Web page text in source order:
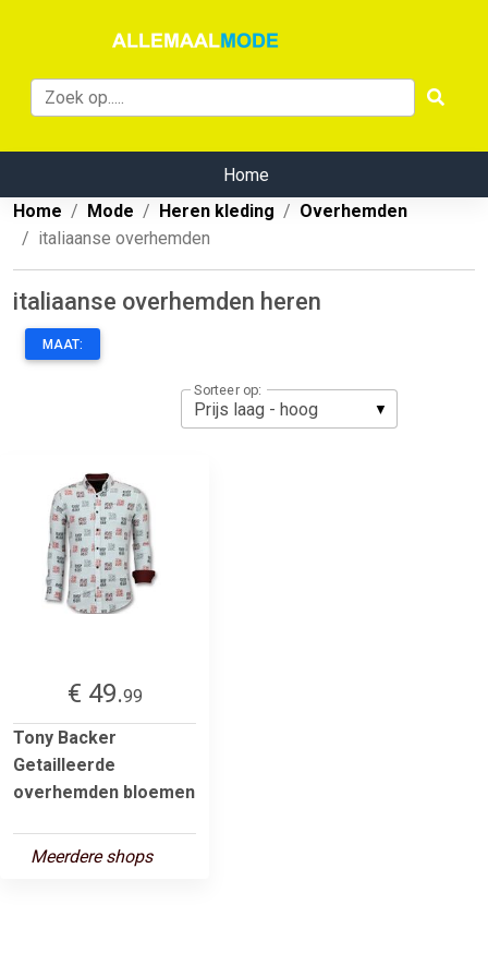
Home
Home
Mode Heren kleding
Overhemden
italiaanse overhemden
italiaanse overhemden heren
MAAT:
Sorteer op:
€ 49.99
Tony Backer
Getailleerde
overhemden bloemen
Meerdere shops